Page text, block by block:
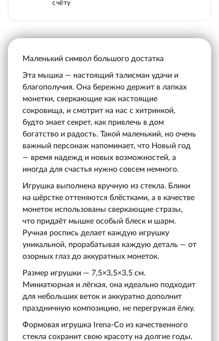
счёту
Маленький символ большого достатка
Эта мышка — настоящий талисман удачи и
благополучия. Она бережно держит в лапках
монетки, сверкающие как настоящие
сокровища, и смотрит на нас с хитринкой,
будто знает секрет, как привлечь в дом
богатство и радость. Такой маленький, но очень
важный персонаж напоминает, что Новый год
— время надежд и новых возможностей, а
иногда для счастья нужно совсем немного.
Игрушка выполнена вручную из стекла. Блики
на шёрстке оттеняются блёстками, а в качестве
монеток использованы сверкающие стразы,
что придаёт мышке особый блеск и шарм.
Ручная роспись делает каждую игрушку
уникальной, прорабатывая каждую деталь — от
озорных глаз до аккуратных монеток.
Размер игрушки — 7,5×3,5×3,5 см.
Миниатюрная и лёгкая, она идеально подходит
для небольших веток и аккуратно дополнит
праздничную композицию, не перегружая ёлку.
Формовая игрушка Irena‑Co из качественного
стекла сохранит свою красоту на долгие годы.